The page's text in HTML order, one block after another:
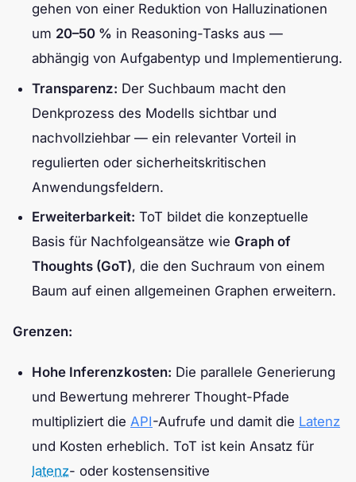
gehen von einer Reduktion von Halluzinationen
um 20–50 % in Reasoning-Tasks aus —
abhängig von Aufgabentyp und Implementierung.
Transparenz: Der Suchbaum macht den
Denkprozess des Modells sichtbar und
nachvollziehbar — ein relevanter Vorteil in
regulierten oder sicherheitskritischen
Anwendungsfeldern.
Erweiterbarkeit: ToT bildet die konzeptuelle
Basis für Nachfolgeansätze wie Graph of
Thoughts (GoT), die den Suchraum von einem
Baum auf einen allgemeinen Graphen erweitern.
Grenzen:
Hohe Inferenzkosten: Die parallele Generierung
und Bewertung mehrerer Thought-Pfade
multipliziert die API-Aufrufe und damit die Latenz
und Kosten erheblich. ToT ist kein Ansatz für
latenz- oder kostensensitive